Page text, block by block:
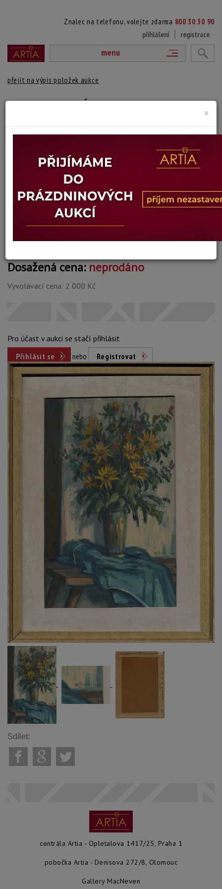
Znalec na telefonu, volejte zdarma 800 30 30 90
přihlášení
registrace
menu
přejít na výpis položek aukce
107. KYTICE VE VÁZE
Autor:Karel Tondl
signováno a datováno vpravo dole, paspartováno, rámováno
Technika: olej na sololitu, datace: 1955
Šířka: 32 cm, výška: 52 cm, rámování: 70 x 50,5
Stav: mírně poškozeno
09.04.2025 20:26 SELČ
Dosažená cena:neprodáno
Vyvolávací cena: 2 000 Kč
Pro účast v aukci se stačí přihlásit
Přihlásit se
nebo Registrovat
Sdílet:
centrála Artia - Opletalova 1417/25, Praha 1
pobočka Artia - Denisova 272/8, Olomouc
Gallery MacNeven
×